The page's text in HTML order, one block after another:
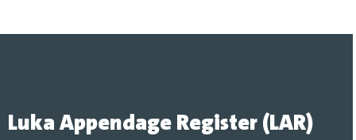
Luka Appendage Register (LAR)